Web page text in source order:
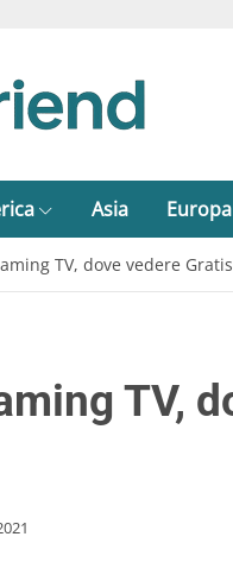
Asia Europa
TV, dove vedere
TV,